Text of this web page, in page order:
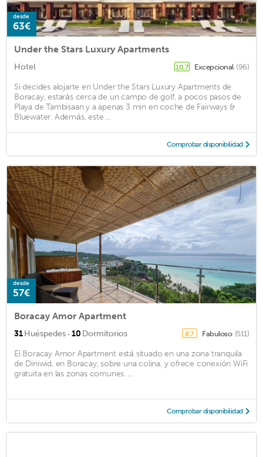
desde
63€
Under the Stars Luxury Apartments
Hotel 10,7 Excepcional (96)
Si decides alojarte en Under the Stars Luxury Apartments de
Boracay, estarás cerca de un campo de golf, a pocos pasos de
Playa de Tambisaan y a apenas 3 min en coche de Fairways &
Bluewater. Además, este ...
Comprobar disponibilidad
desde
57€
Boracay Amor Apartment
31Huéspedes · 10 Dormitorios 8,7 Fabuloso (511)
El Boracay Amor Apartment está situado en una zona tranquila
de Diniwid, en Boracay, sobre una colina, y ofrece conexión WiFi
gratuita en las zonas comunes. ...
Comprobar disponibilidad